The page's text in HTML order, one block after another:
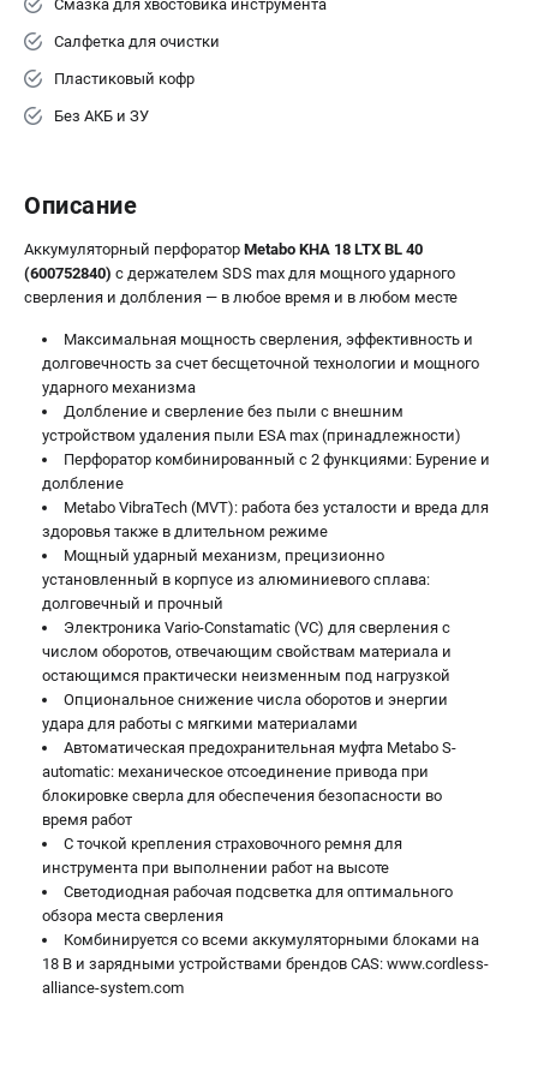
+7 (911) 360-06-14 | +7 (8112) 59-10-67
zakaz@metabo-market.ru
Смазка для хвостовика инструмента
Салфетка для очистки
Пластиковый кофр
Без АКБ и ЗУ
Описание
Аккумуляторный перфоратор Metabo KHA 18 LTX BL 40
(600752840) с держателем SDS max для мощного ударного
сверления и долбления — в любое время и в любом месте
Максимальная мощность сверления, эффективность и
долговечность за счет бесщеточной технологии и мощного
ударного механизма
Долбление и сверление без пыли с внешним
устройством удаления пыли ESA max (принадлежности)
Перфоратор комбинированный с 2 функциями: Бурение и
долбление
Metabo VibraTech (MVT): работа без усталости и вреда для
здоровья также в длительном режиме
Мощный ударный механизм, прецизионно
установленный в корпусе из алюминиевого сплава:
долговечный и прочный
Электроника Vario-Constamatic (VC) для сверления с
числом оборотов, отвечающим свойствам материала и
остающимся практически неизменным под нагрузкой
Опциональное снижение числа оборотов и энергии
удара для работы с мягкими материалами
Автоматическая предохранительная муфта Metabo S-
automatic: механическое отсоединение привода при
блокировке сверла для обеспечения безопасности во
время работ
С точкой крепления страховочного ремня для
инструмента при выполнении работ на высоте
Светодиодная рабочая подсветка для оптимального
обзора места сверления
Комбинируется со всеми аккумуляторными блоками на
18 В и зарядными устройствами брендов CAS: www.cordless-
alliance-system.com